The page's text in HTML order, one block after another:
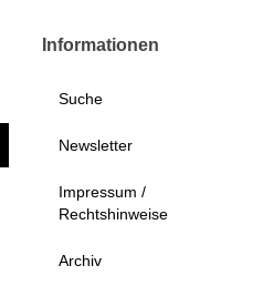
Informationen
Suche
Newsletter
Impressum /
Rechtshinweise
Archiv